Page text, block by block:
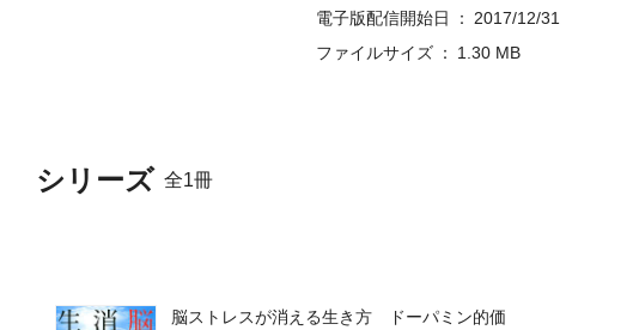
シリーズ 全1冊
脳ストレスが消える生き方 ドーパミン的価
解消法」なのです。
電子版配信開始日
2017/12/31
ファイルサイズ
1.30 MB